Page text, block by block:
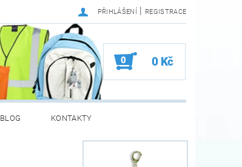
PŘIHLÁŠENÍ | REGISTRACE
0 0 Kč
BLOG KONTAKTY